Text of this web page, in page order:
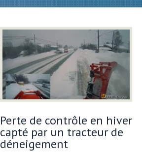
Perte de contrôle en hiver
capté par un tracteur de
déneigement